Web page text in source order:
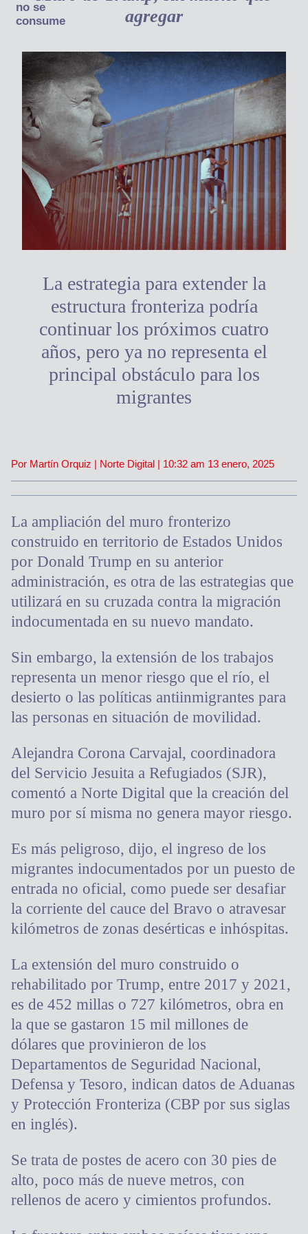
no se
consume
agregar
La estrategia para extender la
estructura fronteriza podría
continuar los próximos cuatro
años, pero ya no representa el
principal obstáculo para los
migrantes
Por Martín Orquiz | Norte Digital | 10:32 am 13 enero, 2025
La ampliación del muro fronterizo
construido en territorio de Estados Unidos
por Donald Trump en su anterior
administración, es otra de las estrategias que
utilizará en su cruzada contra la migración
indocumentada en su nuevo mandato.
Sin embargo, la extensión de los trabajos
representa un menor riesgo que el río, el
desierto o las políticas antiinmigrantes para
las personas en situación de movilidad.
Alejandra Corona Carvajal, coordinadora
del Servicio Jesuita a Refugiados (SJR),
comentó a Norte Digital que la creación del
muro por sí misma no genera mayor riesgo.
Es más peligroso, dijo, el ingreso de los
migrantes indocumentados por un puesto de
entrada no oficial, como puede ser desafiar
la corriente del cauce del Bravo o atravesar
kilómetros de zonas desérticas e inhóspitas.
La extensión del muro construido o
rehabilitado por Trump, entre 2017 y 2021,
es de 452 millas o 727 kilómetros, obra en
la que se gastaron 15 mil millones de
dólares que provinieron de los
Departamentos de Seguridad Nacional,
Defensa y Tesoro, indican datos de Aduanas
y Protección Fronteriza (CBP por sus siglas
en inglés).
Se trata de postes de acero con 30 pies de
alto, poco más de nueve metros, con
rellenos de acero y cimientos profundos.